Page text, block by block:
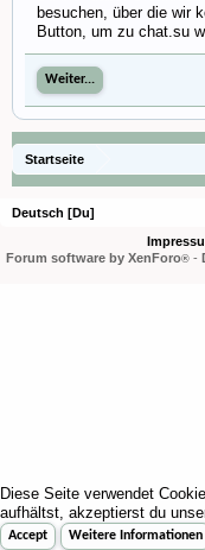
besuchen, über die wir
Button, um zu chat.su
Weiter...
Startseite
Deutsch [Du]
Forum software by XenForo® -
Diese Seite verwendet
aufhältst, akzeptierst du
Accept Weitere Informationen